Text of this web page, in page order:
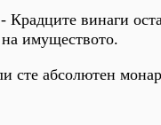
Крадците винаги
имуществото.
сте абсолютен